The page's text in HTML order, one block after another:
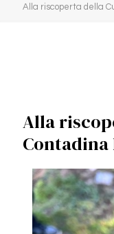
Alla riscoperta della
Alla
Contadina